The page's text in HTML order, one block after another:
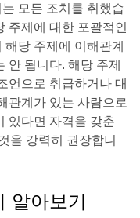
모든 조치를 취했습
주제에 대한 포괄적인
당 주제에 이해관계
안 됩니다. 해당 주제
언으로 취급하거나 대
관계가 있는 사람으로
있다면 자격을 갖춘
을 강력히 권장합니
알아보기